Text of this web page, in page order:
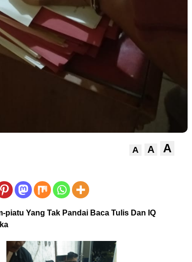
A A A
piatu Yang Tak Pandai Baca Tulis Dan IQ